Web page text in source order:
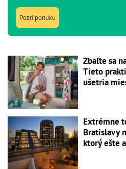
Pozri ponuku
Zbaľte sa
Tieto
ušetria
Extrémne
Bratislavy
ktorý ešte